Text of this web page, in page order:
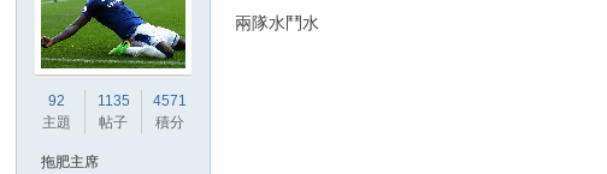
92
主題
1135
帖子
4571
積分
拖肥主席
兩隊水鬥水